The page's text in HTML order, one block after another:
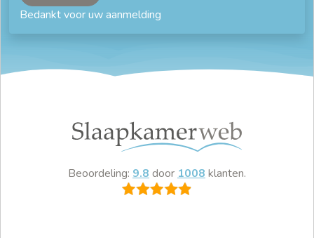
Bedankt voor uw aanmelding
Beoordeling: 9.8 door 1008 klanten.